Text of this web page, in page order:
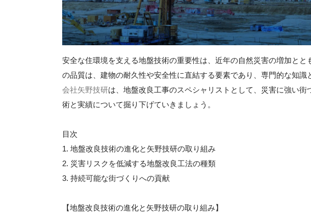
安全な住環境を支える地盤技術の重要性は、近年の自然災害の増加と
の品質は、建物の耐久性や安全性に直結する要素であり、専門的な知識
会社矢野技研は、地盤改良工事のスペシャリストとして、災害に強い
術と実績について掘り下げていきましょう。
目次
1. 地盤改良技術の進化と矢野技研の取り組み
2. 災害リスクを低減する地盤改良工法の種類
3. 持続可能な街づくりへの貢献
【地盤改良技術の進化と矢野技研の取り組み】